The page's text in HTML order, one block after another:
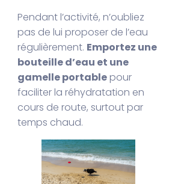
Pendant l’activité, n’oubliez
pas de lui proposer de l’eau
régulièrement. Emportez une
bouteille d’eau et une
gamelle portable pour
faciliter la réhydratation en
cours de route, surtout par
temps chaud.